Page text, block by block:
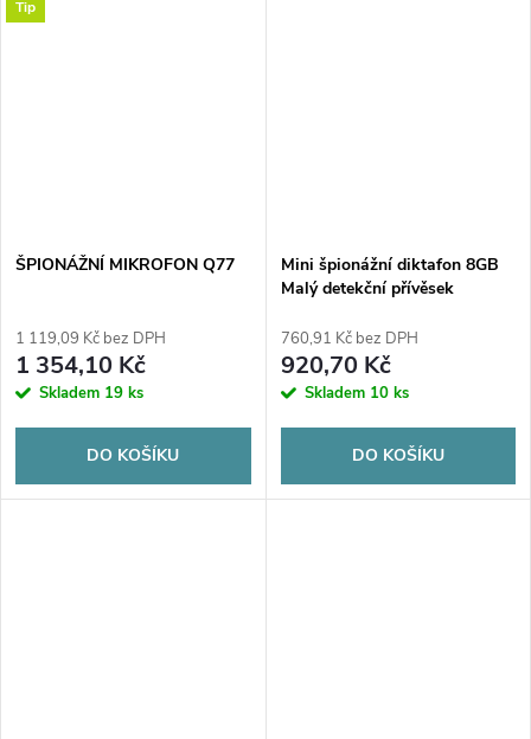
Tip
ŠPIONÁŽNÍ MIKROFON Q77
1 119,09 Kč bez DPH
1 354,10 Kč
Skladem 19 ks
DO KOŠÍKU
Mini špionážní diktafon 8GB
Malý detekční přívěsek
760,91 Kč bez DPH
920,70 Kč
Skladem 10 ks
DO KOŠÍKU